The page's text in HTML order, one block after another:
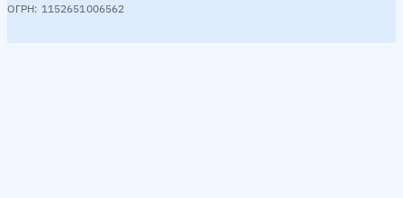
ОГРН: 1152651006562